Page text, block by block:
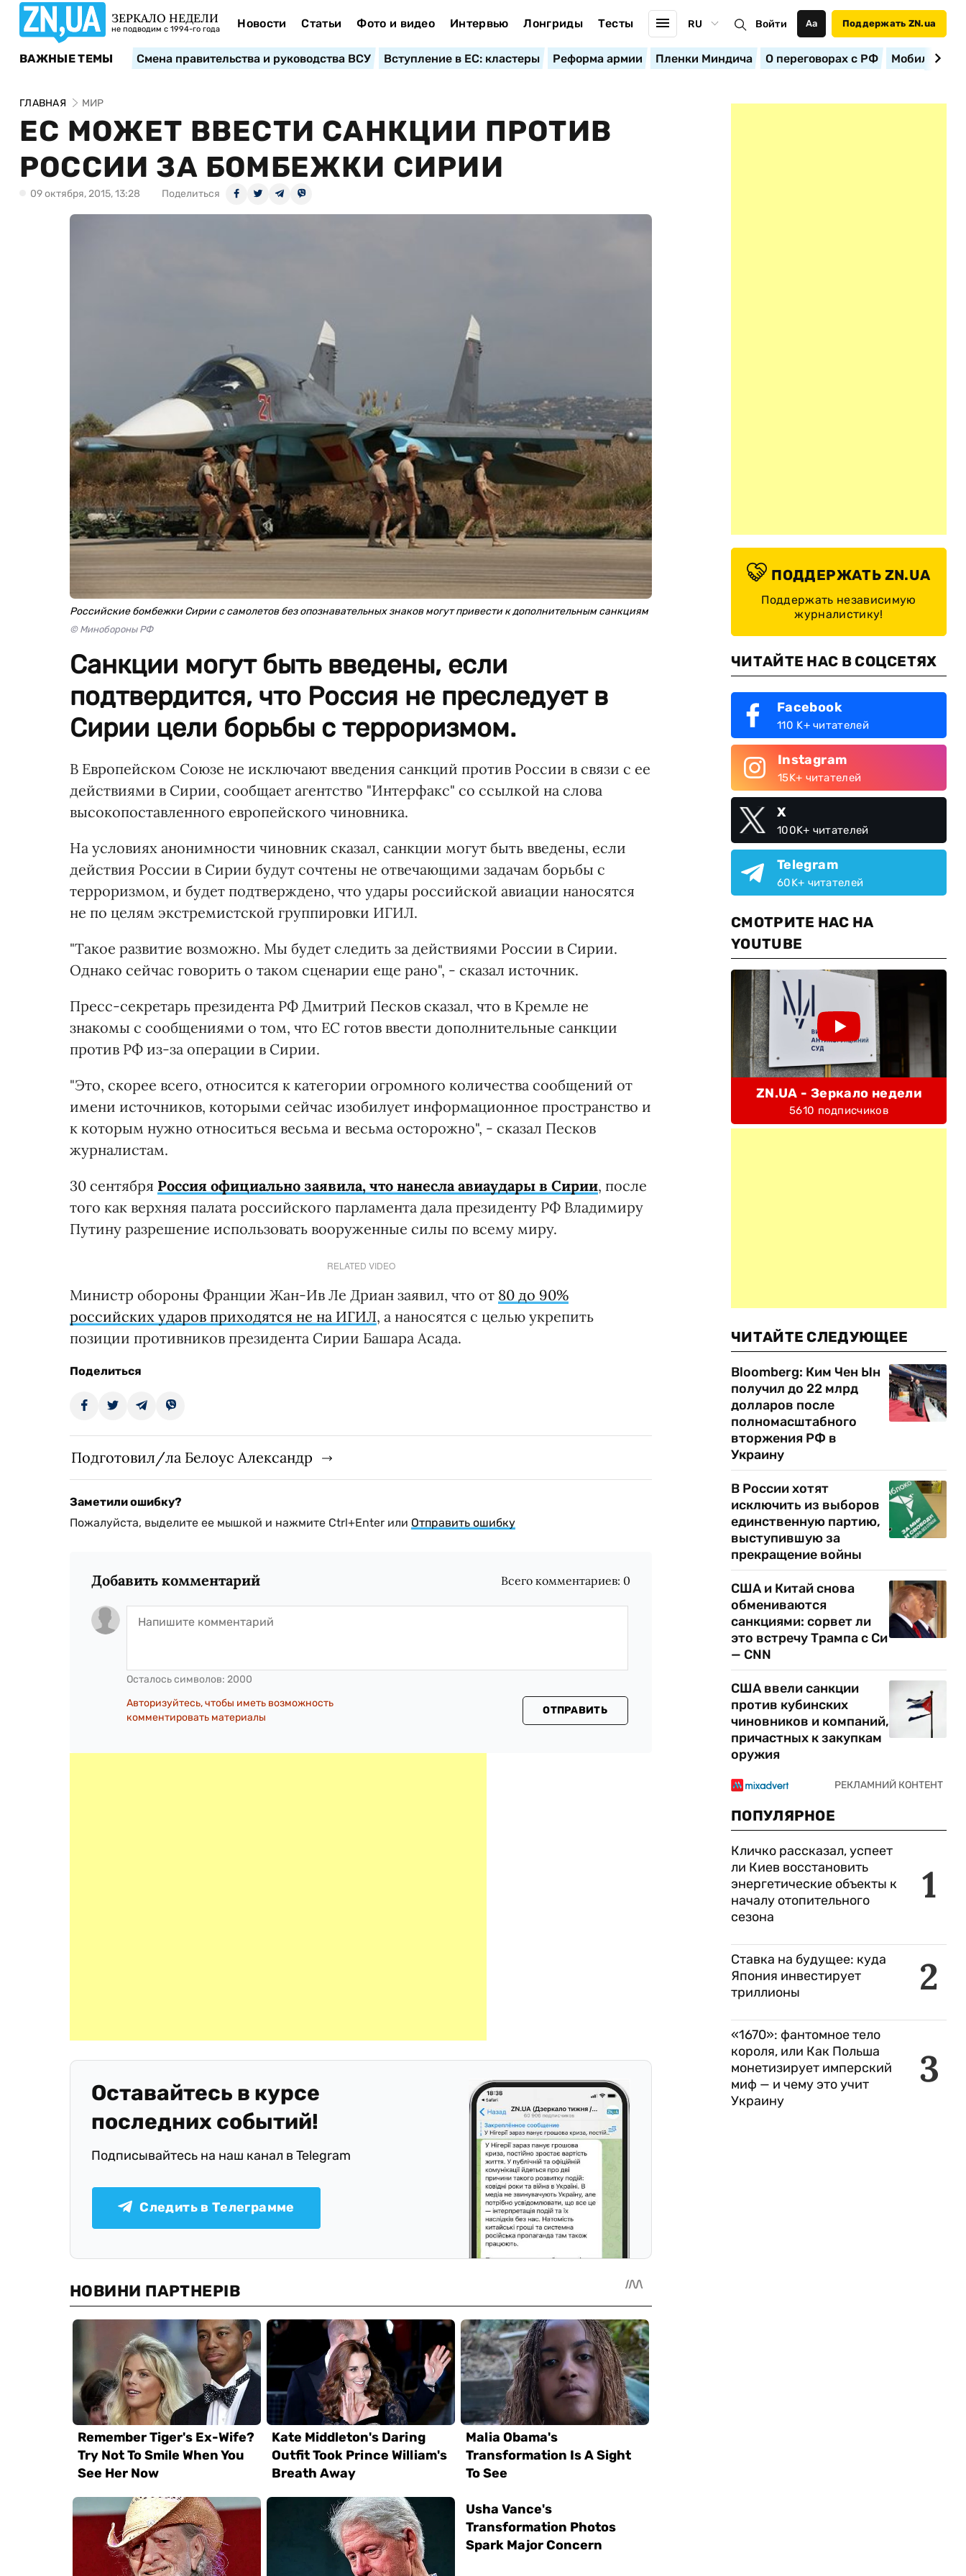
ЗЕРКАЛО НЕДЕЛИ
не подводим с 1994-го года Новости Статьи Фото и видео Интервью Лонгриды Тесты RU Войти Аа Поддержать ZN.ua
ВАЖНЫЕ ТЕМЫ Смена правительства и руководства ВСУ Вступление в ЕС: кластеры Реформа армии Пленки Миндича О переговорах с РФ
ГЛАВНАЯ МИР
ЕС МОЖЕТ ВВЕСТИ САНКЦИИ ПРОТИВ
РОССИИ ЗА БОМБЕЖКИ СИРИИ
09 октября, 2015, 13:28 Поделиться
Российские бомбежки Сирии с самолетов без опознавательных знаков могут привести к дополнительным санкциям
© Минобороны РФ
Санкции могут быть введены, если
подтвердится, что Россия не преследует в
Сирии цели борьбы с терроризмом.
В Европейском Союзе не исключают введения санкций против России в связи с ее
действиями в Сирии, сообщает агентство "Интерфакс" со ссылкой на слова
высокопоставленного европейского чиновника.
На условиях анонимности чиновник сказал, санкции могут быть введены, если
действия России в Сирии будут сочтены не отвечающими задачам борьбы с
терроризмом, и будет подтверждено, что удары российской авиации наносятся
не по целям экстремистской группировки ИГИЛ.
"Такое развитие возможно. Мы будет следить за действиями России в Сирии.
Однако сейчас говорить о таком сценарии еще рано", - сказал источник.
Пресс-секретарь президента РФ Дмитрий Песков сказал, что в Кремле не
знакомы с сообщениями о том, что ЕС готов ввести дополнительные санкции
против РФ из-за операции в Сирии.
"Это, скорее всего, относится к категории огромного количества сообщений от
имени источников, которыми сейчас изобилует информационное пространство и
к которым нужно относиться весьма и весьма осторожно", - сказал Песков
журналистам.
30 сентября Россия официально заявила, что нанесла авиаудары в Сирии, после
того как верхняя палата российского парламента дала президенту РФ Владимиру
Путину разрешение использовать вооруженные силы по всему миру.
RELATED VIDEO
Министр обороны Франции Жан-Ив Ле Дриан заявил, что от 80 до 90%
российских ударов приходятся не на ИГИЛ, а наносятся с целью укрепить
позиции противников президента Сирии Башара Асада.
Поделиться
Подготовил/ла Белоус Александр
Заметили ошибку?
Пожалуйста, выделите ее мышкой и нажмите Ctrl+Enter или Отправить ошибку
Добавить комментарий Всего комментариев: 0
Осталось символов: 2000
Авторизуйтесь, чтобы иметь возможность
комментировать материалы
ОТПРАВИТЬ
Оставайтесь в курсе
последних событий!
Подписывайтесь на наш канал в Telegram
Следить в Телеграмме
ПОДДЕРЖАТЬ ZN.UA
Поддержать независимую
журналистику!
ЧИТАЙТЕ НАС В СОЦСЕТЯХ
Facebook
110 K+ читателей
Instagram
15K+ читателей
X
100K+ читателей
Telegram
60K+ читателей
СМОТРИТЕ НАС НА
YOUTUBE
ZN.UA - Зеркало недели
5610 подписчиков
ЧИТАЙТЕ СЛЕДУЮЩЕЕ
Bloomberg: Ким Чен Ын
получил до 22 млрд
долларов после
полномасштабного
вторжения РФ в
Украину
В России хотят
исключить из выборов
единственную партию,
выступившую за
прекращение войны
США и Китай снова
обмениваются
санкциями: сорвет ли
это встречу Трампа с Си
— CNN
США ввели санкции
против кубинских
чиновников и компаний,
причастных к закупкам
оружия
ПОПУЛЯРНОЕ
1
Кличко рассказал, успеет
ли Киев восстановить
энергетические объекты к
началу отопительного
сезона
2
Ставка на будущее: куда
Япония инвестирует
триллионы
3
«1670»: фантомное тело
короля, или Как Польша
монетизирует имперский
миф — и чему это учит
Украину